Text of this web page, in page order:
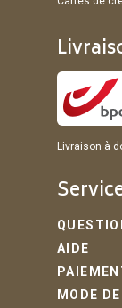
Livraison à
AIDE
MODE